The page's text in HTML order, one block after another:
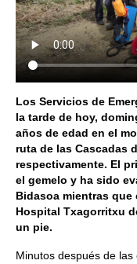
Los Servicios de
la tarde de hoy,
años de edad en el
ruta de las Cascadas
respectivamente. El
el gemelo y ha sido
Bidasoa mientras
Hospital Txagorritxu
un pie.
Minutos después de